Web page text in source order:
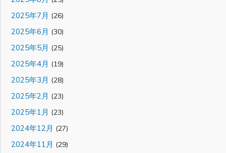
2025年7月 (26)
2025年6月 (30)
2025年5月 (25)
2025年4月 (19)
2025年3月 (28)
2025年2月 (23)
2025年1月 (23)
2024年12月 (27)
2024年11月 (29)